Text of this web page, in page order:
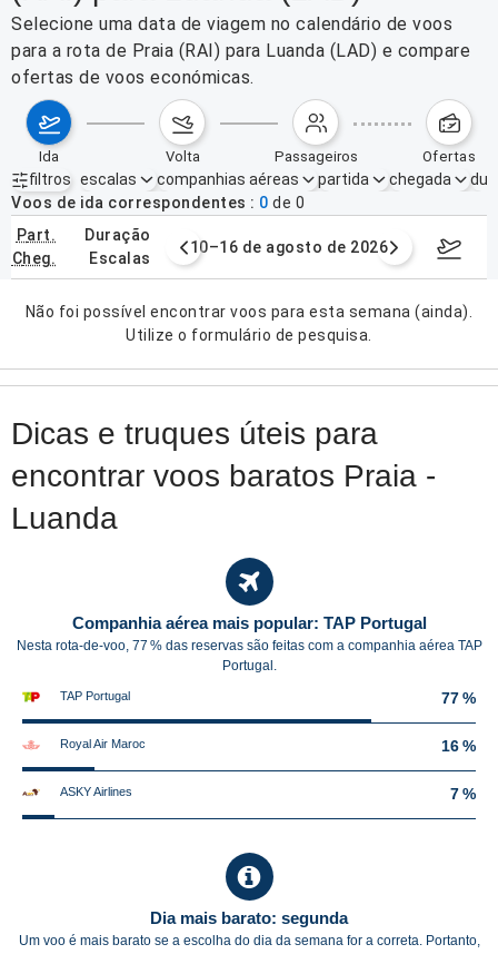
Selecione uma data de viagem no calendário de voos
para a rota de Praia (RAI) para Luanda (LAD) e compare
ofertas de voos económicas.
ida volta passageiros ofertas
filtros
Filtros ativos nenhum
escalas companhias aéreas partida chegada
Voos de ida correspondentes
0 de 0
part.
cheg.
duração
escalas
agosto de 2026 10–16 de agosto de 2026 17–23
Não foi possível encontrar voos para esta semana (ainda).
Utilize o formulário de pesquisa.
Dicas e truques úteis para
encontrar voos baratos Praia -
Luanda
Companhia aérea mais popular: TAP Portugal
Nesta rota-de-voo, 77 % das reservas são feitas com a companhia aérea TAP
Portugal.
TAP Portugal 77 %
Royal Air Maroc 16 %
ASKY Airlines 7 %
Dia mais barato: segunda
Um voo é mais barato se a escolha do dia da semana for a correta. Portanto,